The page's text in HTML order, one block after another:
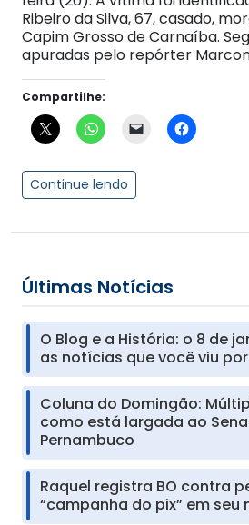
Ribeiro da Silva, 67, casado,
Capim Grosso de Carnaíba.
apuradas pelo repórter
Compartilhe:
Continue lendo
Últimas Notícias
O Blog e a História: o 8 de
as notícias que você viu
Coluna do Domingão:
como está largada ao
Pernambuco
Raquel registra BO contra
“campanha do pix” em seu